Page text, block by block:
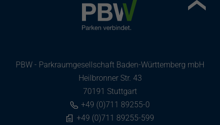
PBW - Parkraumgesellschaft Baden-Württemberg mbH
Heilbronner Str. 43
70191 Stuttgart
+49 (0)711 89255-0
+49 (0)711 89255-599